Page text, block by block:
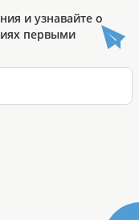
и узнавайте о
первыми